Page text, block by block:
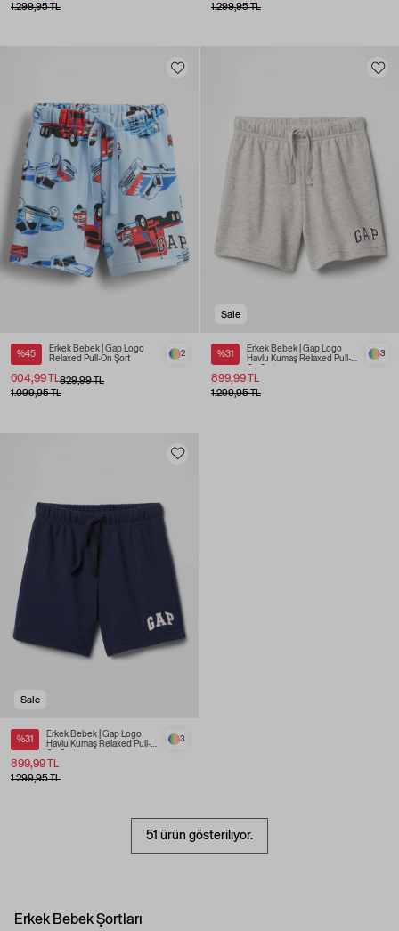
1.299,95 TL 1.299,95 TL
%45
Erkek Bebek | Gap Logo
Relaxed Pull-On Şort
829,99 TL
604,99 TL
2
1.099,95 TL
Sale
%31
Erkek Bebek | Gap Logo
Havlu Kumaş Relaxed Pull-
On Şort
899,99 TL
3
1.299,95 TL
Sale
%31
Erkek Bebek | Gap Logo
Havlu Kumaş Relaxed Pull-
On Şort
899,99 TL
3
1.299,95 TL
51 ürün gösteriliyor.
Erkek Bebek Şortları